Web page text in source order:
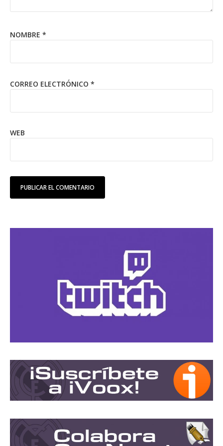
NOMBRE *
CORREO ELECTRÓNICO *
WEB